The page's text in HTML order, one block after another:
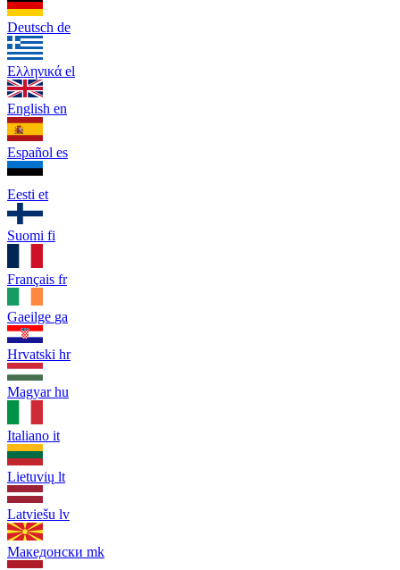
Deutsch de
Ελληνικά el
English en
Español es
Eesti et
Suomi fi
Français fr
Gaeilge ga
Hrvatski hr
Magyar hu
Italiano it
Lietuvių lt
Latviešu lv
Македонски mk